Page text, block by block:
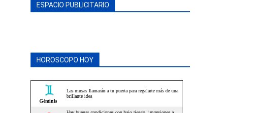
ESPACIO PUBLICITARIO
HOROSCOPO HOY